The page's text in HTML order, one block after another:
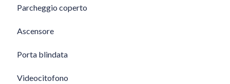
Parcheggio coperto
Ascensore
Porta blindata
Videocitofono